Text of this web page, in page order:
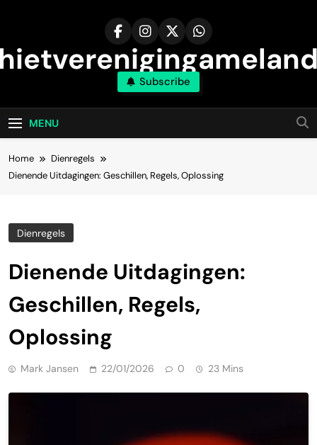
Subscribe
MENU
Home
Dienregels
Dienende Uitdagingen: Geschillen, Regels, Oplossing
Dienregels
Dienende Uitdagingen:
Geschillen, Regels,
Oplossing
Mark Jansen 22/01/2026 0 23 Mins